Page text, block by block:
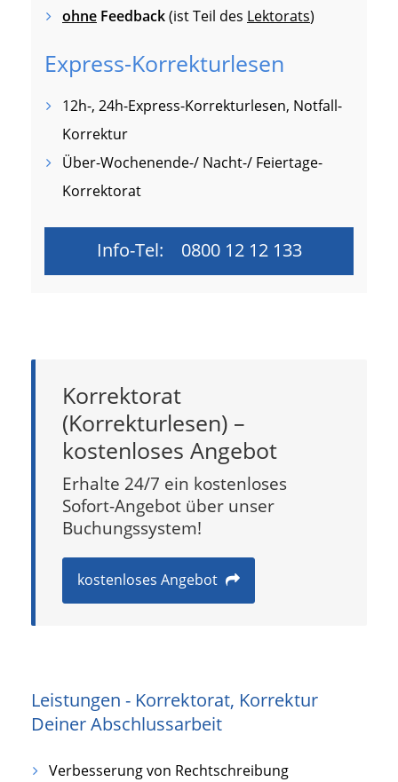
ohne Feedback(ist Teil des Lektorats)
Express-Korrekturlesen
12h-, 24h-Express-Korrekturlesen, Notfall-
Korrektur
Über-Wochenende-/ Nacht-/ Feiertage-
Korrektorat
Info-Tel: 0800 12 12 133
Korrektorat
(Korrekturlesen) –
kostenloses Angebot
Erhalte 24/7 ein kostenloses
Sofort-Angebot über unser
Buchungssystem!
kostenloses Angebot
Leistungen - Korrektorat, Korrektur
Deiner Abschlussarbeit
Verbesserung von Rechtschreibung